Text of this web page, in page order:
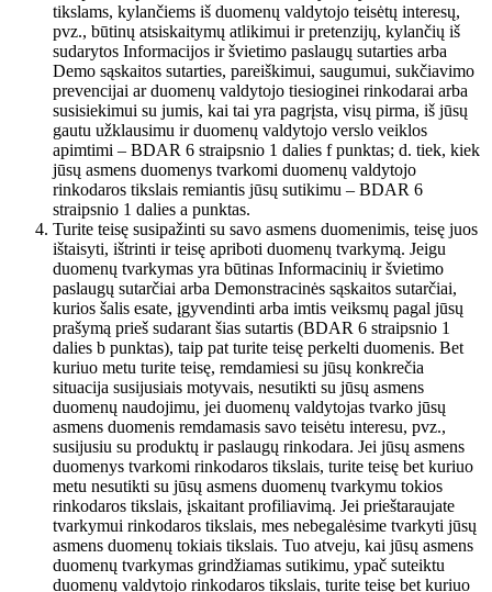
tikslams, kylančiems iš duomenų valdytojo teisėtų interesų,
pvz., būtinų atsiskaitymų atlikimui ir pretenzijų, kylančių iš
sudarytos Informacijos ir švietimo paslaugų sutarties arba
Demo sąskaitos sutarties, pareiškimui, saugumui, sukčiavimo
prevencijai ar duomenų valdytojo tiesioginei rinkodarai arba
susisiekimui su jumis, kai tai yra pagrįsta, visų pirma, iš jūsų
gautu užklausimu ir duomenų valdytojo verslo veiklos
apimtimi – BDAR 6 straipsnio 1 dalies f punktas; d. tiek, kiek
jūsų asmens duomenys tvarkomi duomenų valdytojo
rinkodaros tikslais remiantis jūsų sutikimu – BDAR 6
straipsnio 1 dalies a punktas.
Turite teisę susipažinti su savo asmens duomenimis, teisę juos
ištaisyti, ištrinti ir teisę apriboti duomenų tvarkymą. Jeigu
duomenų tvarkymas yra būtinas Informacinių ir švietimo
paslaugų sutarčiai arba Demonstracinės sąskaitos sutarčiai,
kurios šalis esate, įgyvendinti arba imtis veiksmų pagal jūsų
prašymą prieš sudarant šias sutartis (BDAR 6 straipsnio 1
dalies b punktas), taip pat turite teisę perkelti duomenis. Bet
kuriuo metu turite teisę, remdamiesi su jūsų konkrečia
situacija susijusiais motyvais, nesutikti su jūsų asmens
duomenų naudojimu, jei duomenų valdytojas tvarko jūsų
asmens duomenis remdamasis savo teisėtu interesu, pvz.,
susijusiu su produktų ir paslaugų rinkodara. Jei jūsų asmens
duomenys tvarkomi rinkodaros tikslais, turite teisę bet kuriuo
metu nesutikti su jūsų asmens duomenų tvarkymu tokios
rinkodaros tikslais, įskaitant profiliavimą. Jei prieštaraujate
tvarkymui rinkodaros tikslais, mes nebegalėsime tvarkyti jūsų
asmens duomenų tokiais tikslais. Tuo atveju, kai jūsų asmens
duomenų tvarkymas grindžiamas sutikimu, ypač suteiktu
duomenų valdytojo rinkodaros tikslais, turite teisę bet kuriuo